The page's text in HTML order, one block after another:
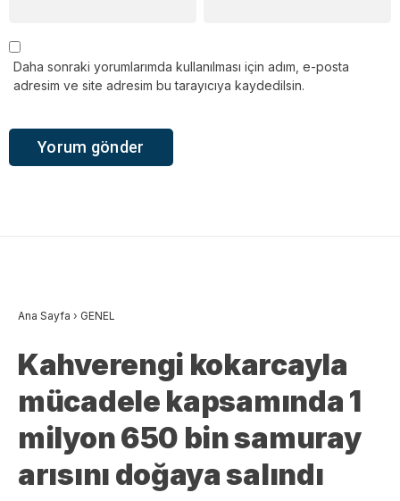
Daha sonraki yorumlarımda kullanılması için adım, e-posta
adresim ve site adresim bu tarayıcıya kaydedilsin.
Ana Sayfa › GENEL
Kahverengi kokarcayla
mücadele kapsamında 1
milyon 650 bin samuray
arısını doğaya salındı